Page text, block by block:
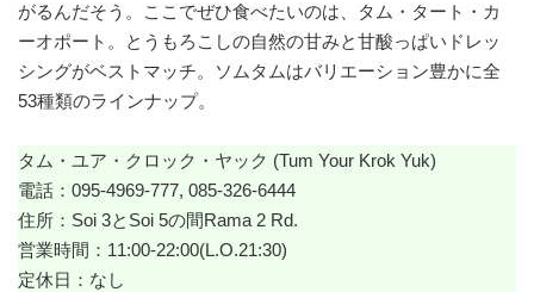
がるんだそう。ここでぜひ食べたいのは、タム・タート・カ
ーオポート。とうもろこしの自然の甘みと甘酸っぱいドレッ
シングがベストマッチ。ソムタムはバリエーション豊かに全
53種類のラインナップ。
タム・ユア・クロック・ヤック (Tum Your Krok Yuk)
電話：095-4969-777, 085-326-6444
住所：Soi 3とSoi 5の間Rama 2 Rd.
営業時間：11:00-22:00(L.O.21:30)
定休日：なし